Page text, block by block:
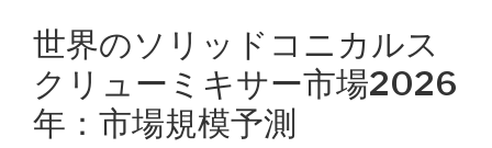
世界のソリッドコニカルス
クリューミキサー市場2026
年：市場規模予測